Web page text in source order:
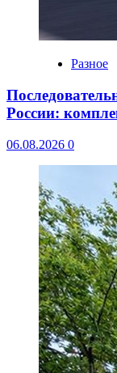
Разное
России:
06.08.2026 0